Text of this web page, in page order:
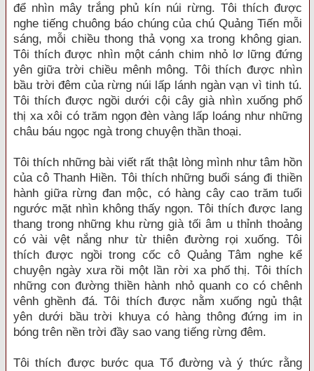
để nhìn mây trắng phủ kín núi rừng. Tôi thích được
nghe tiếng chuông báo chúng của chú Quảng Tiến mỗi
sáng, mỗi chiều thong thả vọng xa trong không gian.
Tôi thích được nhìn một cánh chim nhỏ lơ lững đứng
yên giữa trời chiều mênh mông. Tôi thích được nhìn
bầu trời đêm của rừng núi lấp lánh ngàn vạn vì tinh tú.
Tôi thích được ngồi dưới cội cây già nhìn xuống phố
thị xa xôi có trăm ngọn đèn vàng lấp loáng như những
châu báu ngọc ngà trong chuyện thần thoại.
Tôi thích những bài viết rất thật lòng mình như tâm hồn
của cô Thanh Hiền. Tôi thích những buổi sáng đi thiền
hành giữa rừng đan mộc, có hàng cây cao trăm tuổi
ngước mặt nhìn không thấy ngọn. Tôi thích được lang
thang trong những khu rừng già tối âm u thỉnh thoảng
có vài vệt nắng như từ thiên đường rọi xuống. Tôi
thích được ngồi trong cốc cô Quảng Tâm nghe kể
chuyện ngày xưa rồi một lần rời xa phố thị. Tôi thích
những con đường thiền hành nhỏ quanh co có chênh
vênh ghềnh đá. Tôi thích được nằm xuống ngủ thật
yên dưới bầu trời khuya có hàng thông đứng im in
bóng trên nền trời đầy sao vang tiếng rừng đêm.
Tôi thích được bước qua Tổ đường và ý thức rằng